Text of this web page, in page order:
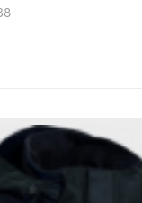
hinzufügenhinzufügen